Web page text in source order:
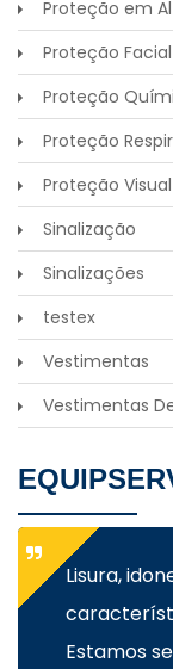
Proteção em
Proteção Facial
Proteção
Proteção
Proteção Visual
Sinalização
Sinalizações
testex
Vestimentas
Vestimentas
Lisura,
Estamos